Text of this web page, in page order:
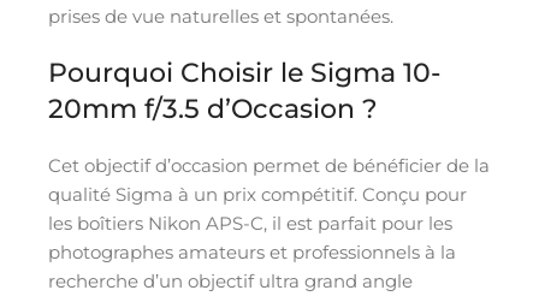
prises de vue naturelles et spontanées.
Pourquoi Choisir le Sigma 10-
20mm f/3.5 d’Occasion ?
Cet objectif d’occasion permet de bénéficier de la
qualité Sigma à un prix compétitif. Conçu pour
les boîtiers Nikon APS-C, il est parfait pour les
photographes amateurs et professionnels à la
recherche d’un objectif ultra grand angle